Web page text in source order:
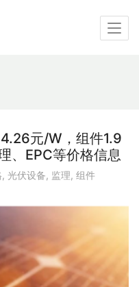
元/W，组件1.9
、EPC等价格信息
, 光伏设备, 监理, 组件